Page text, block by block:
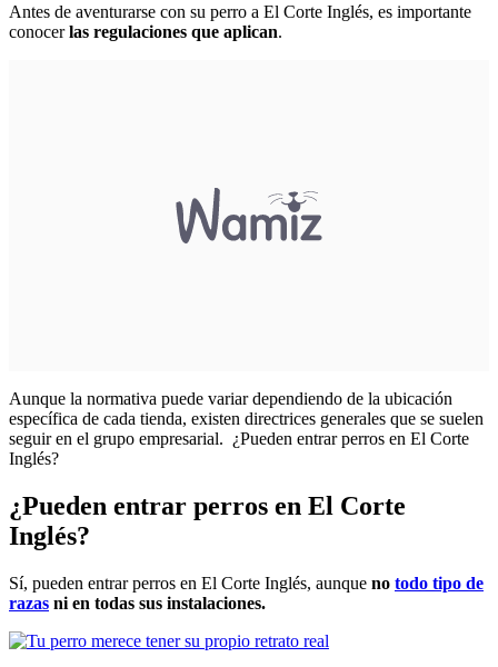
Antes de aventurarse con su perro a El Corte Inglés, es importante
conocerlas regulaciones que aplican.
Aunque la normativa puede variar dependiendo de la ubicación
específica de cada tienda, existen directrices generales que se suelen
seguir en el grupo empresarial. ¿Pueden entrar perros en El Corte
Inglés?
¿Pueden entrar perros en El Corte
Inglés?
Sí, pueden entrar perros en El Corte Inglés, aunque no todo tipo de
razas ni en todas sus instalaciones.